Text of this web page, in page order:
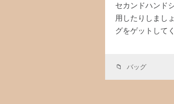
セカンドハンド
用したりしまし
グをゲットして
バッグ